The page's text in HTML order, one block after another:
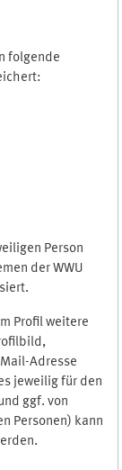
folgende
Person
der WWU
Profil weitere
Adresse
jeweilig für den
ggf. von
Personen) kann